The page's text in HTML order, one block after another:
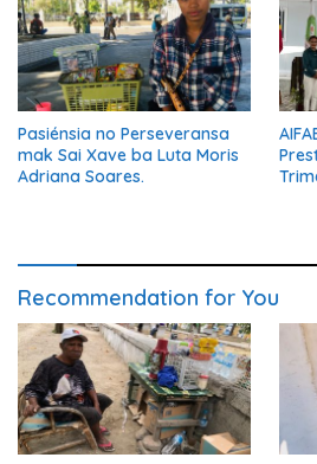
Pasiénsia no Perseveransa
mak Sai Xave ba Luta Moris
Adriana Soares.
Recommendation for You